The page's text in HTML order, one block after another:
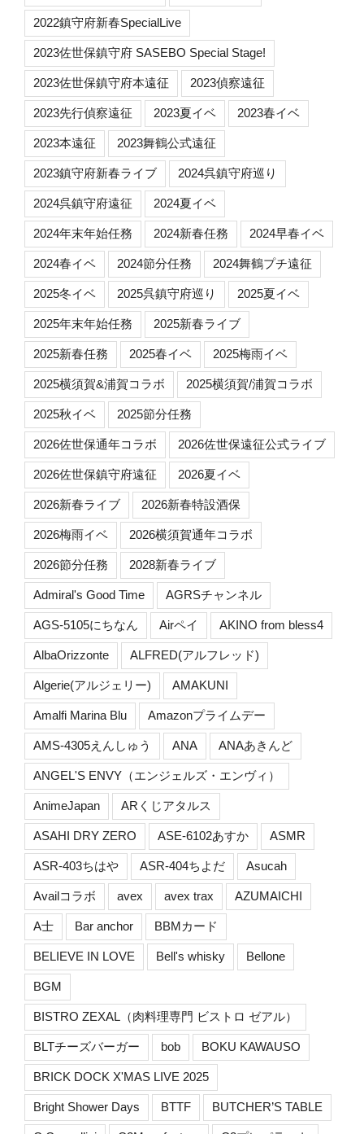
2022鎮守府新春SpecialLive
2023佐世保鎮守府 SASEBO Special Stage!
2023佐世保鎮守府本遠征 2023偵察遠征
2023先行偵察遠征 2023夏イベ 2023春イベ
2023本遠征 2023舞鶴公式遠征
2023鎮守府新春ライブ 2024呉鎮守府巡り
2024呉鎮守府遠征 2024夏イベ
2024年末年始任務 2024新春任務 2024早春イベ
2024春イベ 2024節分任務 2024舞鶴プチ遠征
2025冬イベ 2025呉鎮守府巡り 2025夏イベ
2025年末年始任務 2025新春ライブ
2025新春任務 2025春イベ 2025梅雨イベ
2025横須賀&浦賀コラボ 2025横須賀/浦賀コラボ
2025秋イベ 2025節分任務
2026佐世保通年コラボ 2026佐世保遠征公式ライブ
2026佐世保鎮守府遠征 2026夏イベ
2026新春ライブ 2026新春特設酒保
2026梅雨イベ 2026横須賀通年コラボ
2026節分任務 2028新春ライブ
Admiral's Good Time AGRSチャンネル
AGS-5105にちなん Airペイ AKINO from bless4
AlbaOrizzonte ALFRED(アルフレッド)
Algerie(アルジェリー) AMAKUNI
Amalfi Marina Blu Amazonプライムデー
AMS-4305えんしゅう ANA ANAあきんど
ANGEL'S ENVY（エンジェルズ・エンヴィ）
AnimeJapan ARくじアタルス
ASAHI DRY ZERO ASE-6102あすか ASMR
ASR-403ちはや ASR-404ちよだ Asucah
Availコラボ avex avex trax AZUMAICHI
A士 Bar anchor BBMカード
BELIEVE IN LOVE Bell's whisky Bellone
BGM
BISTRO ZEXAL（肉料理専門 ビストロ ゼアル）
BLTチーズバーガー bob BOKU KAWAUSO
BRICK DOCK X'MAS LIVE 2025
Bright Shower Days BTTF BUTCHER’S TABLE